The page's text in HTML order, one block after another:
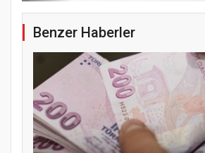
Benzer Haberler